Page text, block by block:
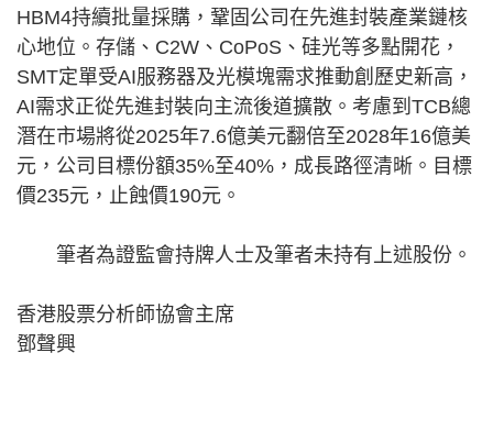
HBM4持續批量採購，鞏固公司在先進封裝產業鏈核
心地位。存儲、C2W、CoPoS、硅光等多點開花，
SMT定單受AI服務器及光模塊需求推動創歷史新高，
AI需求正從先進封裝向主流後道擴散。考慮到TCB總
潛在市場將從2025年7.6億美元翻倍至2028年16億美
元，公司目標份額35%至40%，成長路徑清晰。目標
價235元，止蝕價190元。
筆者為證監會持牌人士及筆者未持有上述股份。
香港股票分析師協會主席
鄧聲興